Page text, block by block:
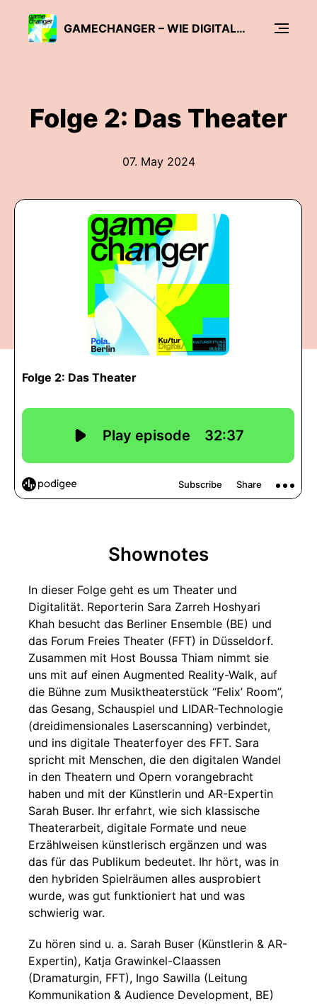
GAMECHANGER – WIE DIGITALER WANDEL DIE KULTUR VERÄNDERT
Folge 2: Das Theater
07. May 2024
Shownotes
In dieser Folge geht es um Theater und
Digitalität. Reporterin Sara Zarreh Hoshyari
Khah besucht das Berliner Ensemble (BE) und
das Forum Freies Theater (FFT) in Düsseldorf.
Zusammen mit Host Boussa Thiam nimmt sie
uns mit auf einen Augmented Reality-Walk, auf
die Bühne zum Musiktheaterstück “Felix’ Room”,
das Gesang, Schauspiel und LIDAR-Technologie
(dreidimensionales Laserscanning) verbindet,
und ins digitale Theaterfoyer des FFT. Sara
spricht mit Menschen, die den digitalen Wandel
in den Theatern und Opern vorangebracht
haben und mit der Künstlerin und AR-Expertin
Sarah Buser. Ihr erfahrt, wie sich klassische
Theaterarbeit, digitale Formate und neue
Erzählweisen künstlerisch ergänzen und was
das für das Publikum bedeutet. Ihr hört, was in
den hybriden Spielräumen alles ausprobiert
wurde, was gut funktioniert hat und was
schwierig war.
Zu hören sind u. a. Sarah Buser (Künstlerin & AR-
Expertin), Katja Grawinkel-Claassen
(Dramaturgin, FFT), Ingo Sawilla (Leitung
Kommunikation & Audience Development, BE)